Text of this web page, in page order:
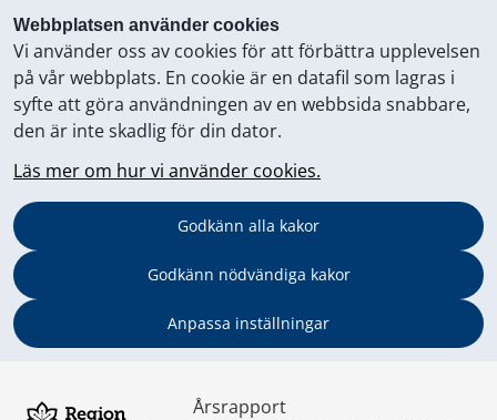
Webbplatsen använder cookies
Vi använder oss av cookies för att förbättra upplevelsen
på vår webbplats. En cookie är en datafil som lagras i
syfte att göra användningen av en webbsida snabbare,
den är inte skadlig för din dator.
Läs mer om hur vi använder cookies.
Godkänn alla kakor
Godkänn nödvändiga kakor
Anpassa inställningar
Årsrapport